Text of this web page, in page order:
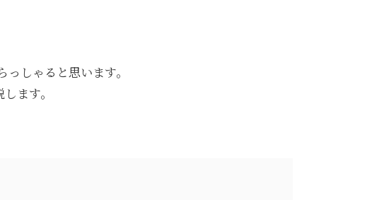
しゃると思います。
ます。